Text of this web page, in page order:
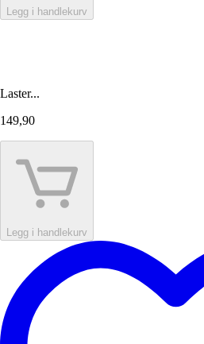
Legg i handlekurv
Laster...
149,90
Legg i handlekurv